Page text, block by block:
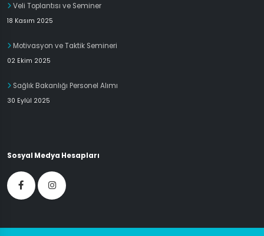
Veli Toplantısı ve Seminer
18 Kasım 2025
Motivasyon ve Taktik Semineri
02 Ekim 2025
Sağlık Bakanlığı Personel Alımı
30 Eylül 2025
Sosyal Medya Hesapları